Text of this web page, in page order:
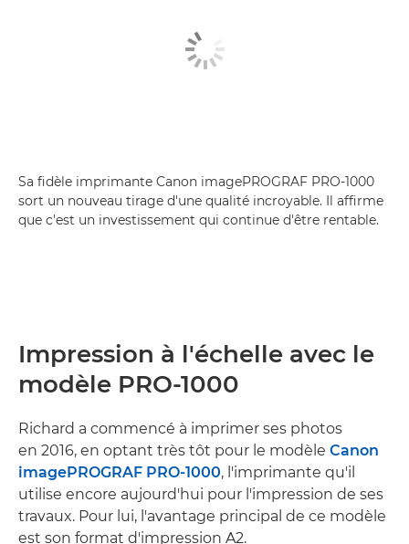
Sa fidèle imprimante Canon imagePROGRAF PRO-1000
sort un nouveau tirage d'une qualité incroyable. Il affirme
que c'est un investissement qui continue d'être rentable.
Impression à l'échelle avec le
modèle PRO-1000
Richard a commencé à imprimer ses photos
en 2016, en optant très tôt pour le modèle Canon
imagePROGRAF PRO-1000, l'imprimante qu'il
utilise encore aujourd'hui pour l'impression de ses
travaux. Pour lui, l'avantage principal de ce modèle
est son format d'impression A2.